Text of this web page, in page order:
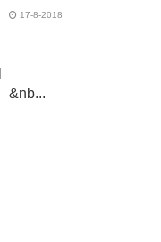
17-8-2018
&nb...